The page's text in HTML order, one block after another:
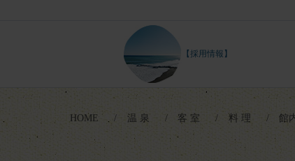
【採用情報】
HOME 温 泉 客 室 料 理 館